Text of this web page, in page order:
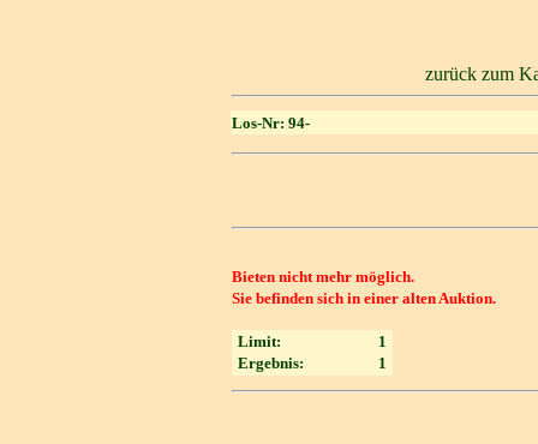
zurück zum
Los-Nr: 94-
Bieten nicht mehr möglich.
Sie befinden sich in einer alten Auktion.
Limit:
1
Ergebnis:
1